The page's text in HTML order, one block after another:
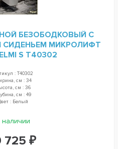
БЕЗОБОДКОВЫЙ С
МИКРОЛИФТ
S T40302
: T40302
см : 34
см : 36
см : 49
: Белый
наличии
725 ₽